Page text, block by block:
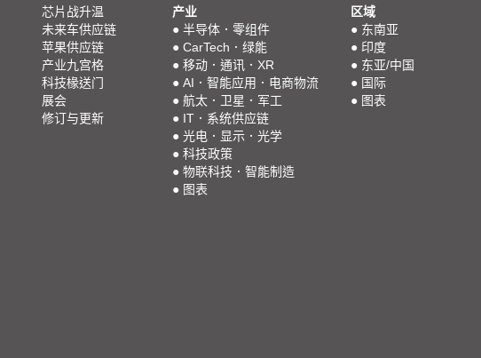
芯片战升温
未来车供应链
苹果供应链
产业九宫格
科技椽送门
展会
修订与更新
产业
● 半导体．零组件
● CarTech．绿能
● 移动．通讯．XR
● AI．智能应用．电商物流
● 航太．卫星．军工
● IT．系统供应链
● 光电．显示．光学
● 科技政策
● 物联科技．智能制造
● 图表
区域
● 东南亚
● 印度
● 东亚/中国
● 国际
● 图表